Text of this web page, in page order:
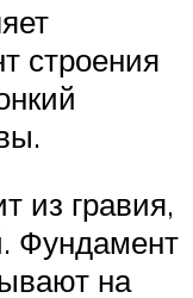
строения
из гравия,
Фундамент
на